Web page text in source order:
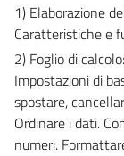
1) Elaborazione
Caratteristiche e
2) Foglio di
Impostazioni di
spostare,
Ordinare i dati.
numeri.